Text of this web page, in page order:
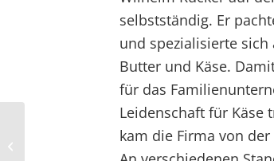
selbstständig. Er
und spezialisierte
Butter und Käse.
für das
Leidenschaft für Käse
kam die Firma von